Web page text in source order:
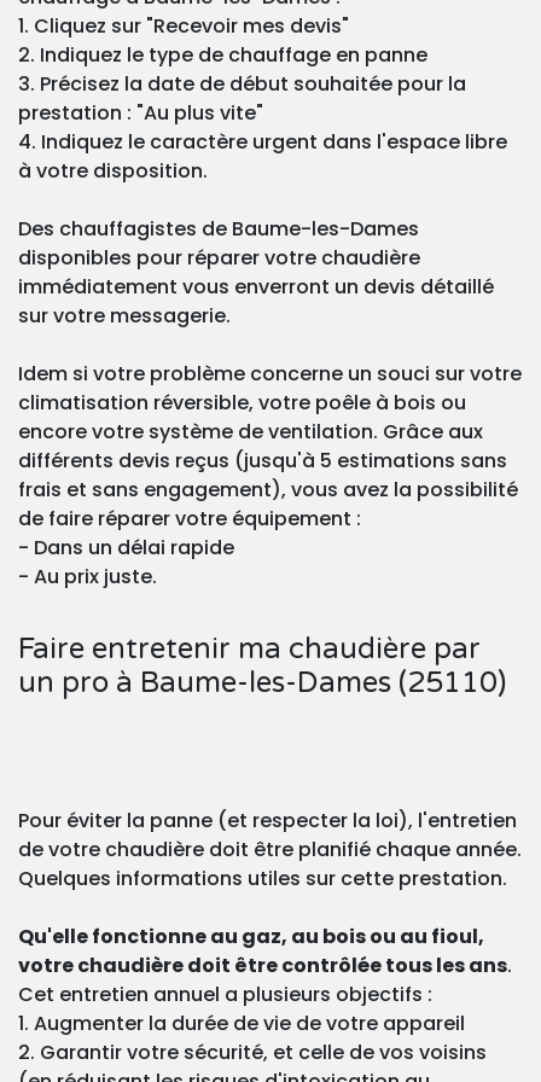
1. Cliquez sur "Recevoir mes devis"
2. Indiquez le type de chauffage en panne
3. Précisez la date de début souhaitée pour la
prestation : "Au plus vite"
4. Indiquez le caractère urgent dans l'espace libre
à votre disposition.
Des chauffagistes de Baume-les-Dames
disponibles pour réparer votre chaudière
immédiatement vous enverront un devis détaillé
sur votre messagerie.
Idem si votre problème concerne un souci sur votre
climatisation réversible, votre poêle à bois ou
encore votre système de ventilation. Grâce aux
différents devis reçus (jusqu'à 5 estimations sans
frais et sans engagement), vous avez la possibilité
de faire réparer votre équipement :
- Dans un délai rapide
- Au prix juste.
Faire entretenir ma chaudière par
un pro à Baume-les-Dames (25110)
Pour éviter la panne (et respecter la loi), l'entretien
de votre chaudière doit être planifié chaque année.
Quelques informations utiles sur cette prestation.
Qu'elle fonctionne au gaz, au bois ou au fioul,
votre chaudière doit être contrôlée tous les ans.
Cet entretien annuel a plusieurs objectifs :
1. Augmenter la durée de vie de votre appareil
2. Garantir votre sécurité, et celle de vos voisins